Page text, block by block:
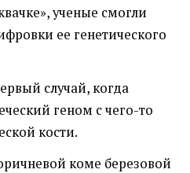
ученые смогли
ее генетического
случай, когда
геном с чего-то
кости.
коме березовой